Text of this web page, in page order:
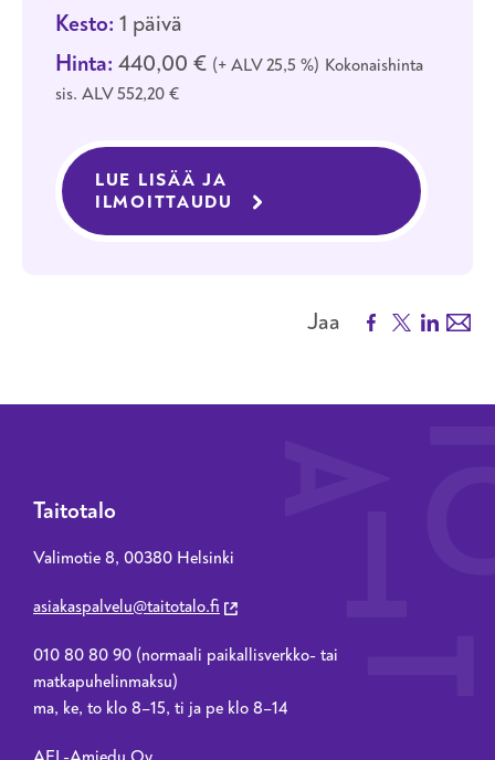
Kesto: 1 päivä
Hinta: 440,00 € + ALV 25,5 % Kokonaishinta
sis. ALV 552,20 €
LUE LISÄÄ JA
ILMOITTAUDU
KOULUTUKSEEN
Jaa Facebook
X LinkedIn
Taitotalo
Valimotie 8, 00380 Helsinki
asiakaspalvelu@taitotalo.fi
010 80 80 90 (normaali paikallisverkko- tai
matkapuhelinmaksu)
ma, ke, to klo 8–15, ti ja pe klo 8–14